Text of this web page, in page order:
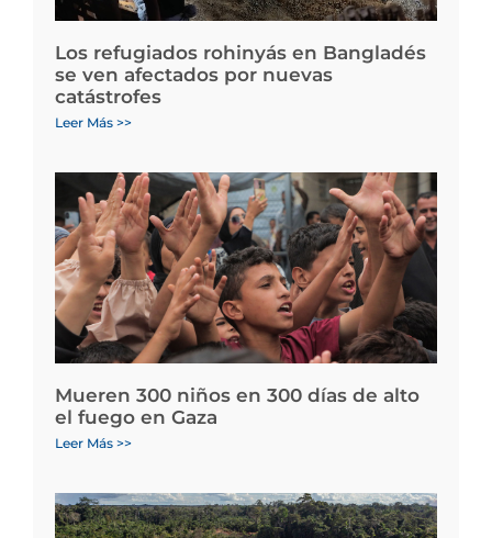
Los refugiados rohinyás en Bangladés
se ven afectados por nuevas
catástrofes
Leer Más >>
Mueren 300 niños en 300 días de alto
el fuego en Gaza
Leer Más >>